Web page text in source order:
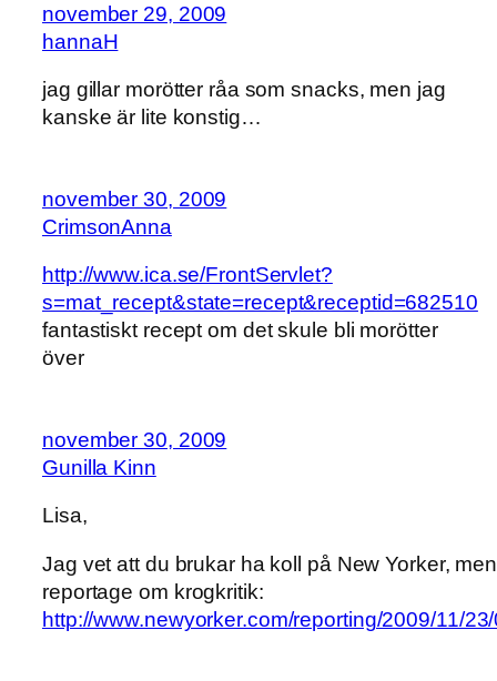
november 29, 2009
hannaH
jag gillar morötter råa som snacks, men jag
kanske är lite konstig…
november 30, 2009
CrimsonAnna
http://www.ica.se/FrontServlet?
s=mat_recept&state=recept&receptid=682510
fantastiskt recept om det skule bli morötter
över
november 30, 2009
Gunilla Kinn
Lisa,
Jag vet att du brukar ha koll på New Yorker,
reportage om krogkritik:
http://www.newyorker.com/reporting/2009/11/